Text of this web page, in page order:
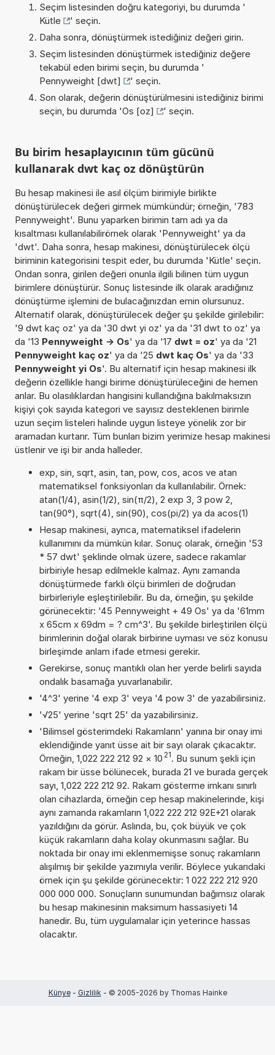
Seçim listesinden doğru kategoriyi, bu durumda '
Kütle
' seçin.
Daha sonra, dönüştürmek istediğiniz değeri girin.
Seçim listesinden dönüştürmek istediğiniz değere
tekabül eden birimi seçin, bu durumda '
Pennyweight [dwt]
' seçin.
Son olarak, değerin dönüştürülmesini istediğiniz birimi
seçin, bu durumda 'Os [oz] ' seçin.
Bu birim hesaplayıcının tüm gücünü
kullanarak dwt kaç oz dönüştürün
Bu hesap makinesi ile asıl ölçüm birimiyle birlikte
dönüştürülecek değeri girmek mümkündür; örneğin, '783
Pennyweight'. Bunu yaparken birimin tam adı ya da
kısaltması kullanılabilirörnek olarak 'Pennyweight' ya da
'dwt'. Daha sonra, hesap makinesi, dönüştürülecek ölçü
biriminin kategorisini tespit eder, bu durumda 'Kütle' seçin.
Ondan sonra, girilen değeri onunla ilgili bilinen tüm uygun
birimlere dönüştürür. Sonuç listesinde ilk olarak aradığınız
dönüştürme işlemini de bulacağınızdan emin olursunuz.
Alternatif olarak, dönüştürülecek değer şu şekilde girilebilir:
'9 dwt kaç oz' ya da '30 dwt yi oz' ya da '31 dwt to oz' ya
da '13 Pennyweight -> Os' ya da '17 dwt = oz' ya da '21
Pennyweight kaç oz' ya da '25 dwt kaç Os' ya da '33
Pennyweight yi Os'. Bu alternatif için hesap makinesi ilk
değerin özellikle hangi birime dönüştürüleceğini de hemen
anlar. Bu olasılıklardan hangisini kullandığına bakılmaksızın
kişiyi çok sayıda kategori ve sayısız desteklenen birimle
uzun seçim listeleri halinde uygun listeye yönelik zor bir
aramadan kurtarır. Tüm bunları bizim yerimize hesap makinesi
üstlenir ve işi bir anda halleder.
exp, sin, sqrt, asin, tan, pow, cos, acos ve atan
matematiksel fonksiyonları da kullanılabilir. Örnek:
atan(1/4), asin(1/2), sin(π/2), 2 exp 3, 3 pow 2,
tan(90°), sqrt(4), sin(90), cos(pi/2) ya da acos(1)
Hesap makinesi, ayrıca, matematiksel ifadelerin
kullanımını da mümkün kılar. Sonuç olarak, örneğin '53
* 57 dwt' şeklinde olmak üzere, sadece rakamlar
birbiriyle hesap edilmekle kalmaz. Aynı zamanda
dönüştürmede farklı ölçü birimleri de doğrudan
birbirleriyle eşleştirilebilir. Bu da, örneğin, şu şekilde
görünecektir: '45 Pennyweight + 49 Os' ya da '61mm
x 65cm x 69dm = ? cm^3'. Bu şekilde birleştirilen ölçü
birimlerinin doğal olarak birbirine uyması ve söz konusu
birleşimde anlam ifade etmesi gerekir.
Gerekirse, sonuç mantıklı olan her yerde belirli sayıda
ondalık basamağa yuvarlanabilir.
'4^3' yerine '4 exp 3' veya '4 pow 3' de yazabilirsiniz.
'√25' yerine 'sqrt 25' da yazabilirsiniz.
'Bilimsel gösterimdeki Rakamların' yanına bir onay imi
eklendiğinde yanıt üsse ait bir sayı olarak çıkacaktır.
Örneğin, 1,022 222 212 92 × 10 21. Bu sunum şekli için
rakam bir üsse bölünecek, burada 21 ve burada gerçek
sayı, 1,022 222 212 92. Rakam gösterme imkanı sınırlı
olan cihazlarda, örneğin cep hesap makinelerinde, kişi
aynı zamanda rakamların 1,022 222 212 92E+21 olarak
yazıldığını da görür. Aslında, bu, çok büyük ve çok
küçük rakamların daha kolay okunmasını sağlar. Bu
noktada bir onay imi eklenmemişse sonuç rakamların
alışılmış bir şekilde yazımıyla verilir. Böylece yukarıdaki
örnek için şu şekilde görünecektir: 1 022 222 212 920
000 000 000. Sonuçların sunumundan bağımsız olarak
bu hesap makinesinin maksimum hassasiyeti 14
hanedir. Bu, tüm uygulamalar için yeterince hassas
olacaktır.
Künye- Gizlilik - © 2005-2026 by Thomas Hainke